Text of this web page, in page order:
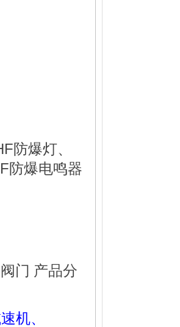
防爆灯、
防爆电鸣器
门 产品分
机、